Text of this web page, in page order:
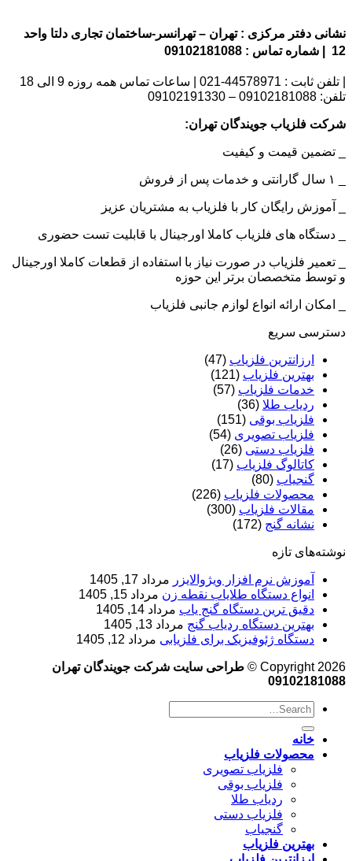
نشانی دفتر مرکزی : تهران – تهرانسر-ساختمان تجاری دلتا واحد
12 | شماره تماس : 09102181088
| تلفن ثابت : 44578971-021 | ساعات تماس همه روزه 9 الی 18
تلفن: 09102181088 – 09102191330
شرکت فلزیاب جویندگان تهران:
_ تضمین قیمت و کیفیت
_ آموزش رایگان کار با فلزیاب به مشتریان عزیز
_ دستگاه های فلزیاب کاملا اورجینال با قابلیت تست حضوری
_ تعمیر فلزیاب در صورت نیاز با استفاده از قطعات کاملا اورجینال
و توسط متخصصان برتر این حوزه
_ امکان ارائه انواع لوازم جانبی فلزیاب
دسترسی سریع
ارزانترین فلزیاب (47)
بهترین فلزیاب (121)
خدمات فلزیاب (57)
ردیاب طلا (36)
فلزیاب بوقی (151)
فلزیاب تصویری (54)
فلزیاب دستی (26)
کاتالوگ فلزیاب (17)
گنجیاب (80)
محصولات فلزیاب (226)
مقالات فلزیاب (300)
نشانه گنج (172)
نوشته‌های تازه
آموزش نرم‌ افزار ویژوالایزر مرداد 17, 1405
انواع دستگاه طلایاب نقطه زن مرداد 15, 1405
دقیق ترین دستگاه گنج یاب مرداد 14, 1405
بهترین دستگاه ردیاب گنج مرداد 13, 1405
دستگاه ژئوفیزیک برای فلزیابی مرداد 12, 1405
Copyright 2026 ©
طراحی سایت شرکت جویندگان تهران
09102181088
خانه
محصولات فلزیاب
فلزیاب تصویری
فلزیاب بوقی
ردیاب طلا
فلزیاب دستی
گنجیاب
بهترین فلزیاب